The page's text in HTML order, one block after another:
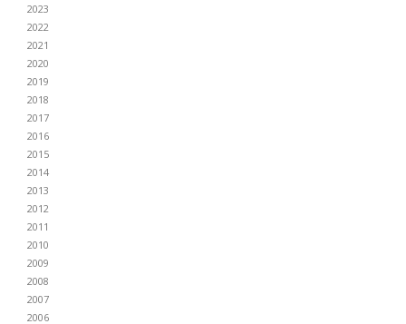
2023
2022
2021
2020
2019
2018
2017
2016
2015
2014
2013
2012
2011
2010
2009
2008
2007
2006